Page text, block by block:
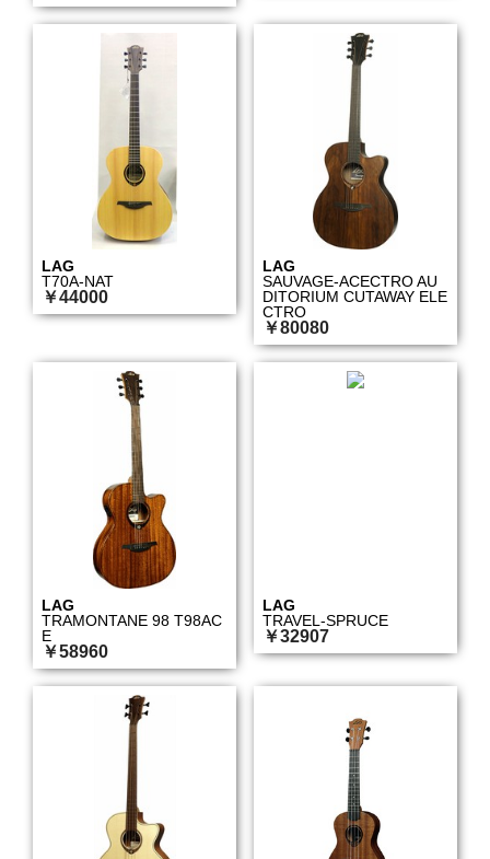
LAG
T70A-NAT
￥44000
LAG
SAUVAGE-ACECTRO AU
DITORIUM CUTAWAY ELE
CTRO
￥80080
LAG
TRAMONTANE 98 T98AC
E
￥58960
LAG
TRAVEL-SPRUCE
￥32907